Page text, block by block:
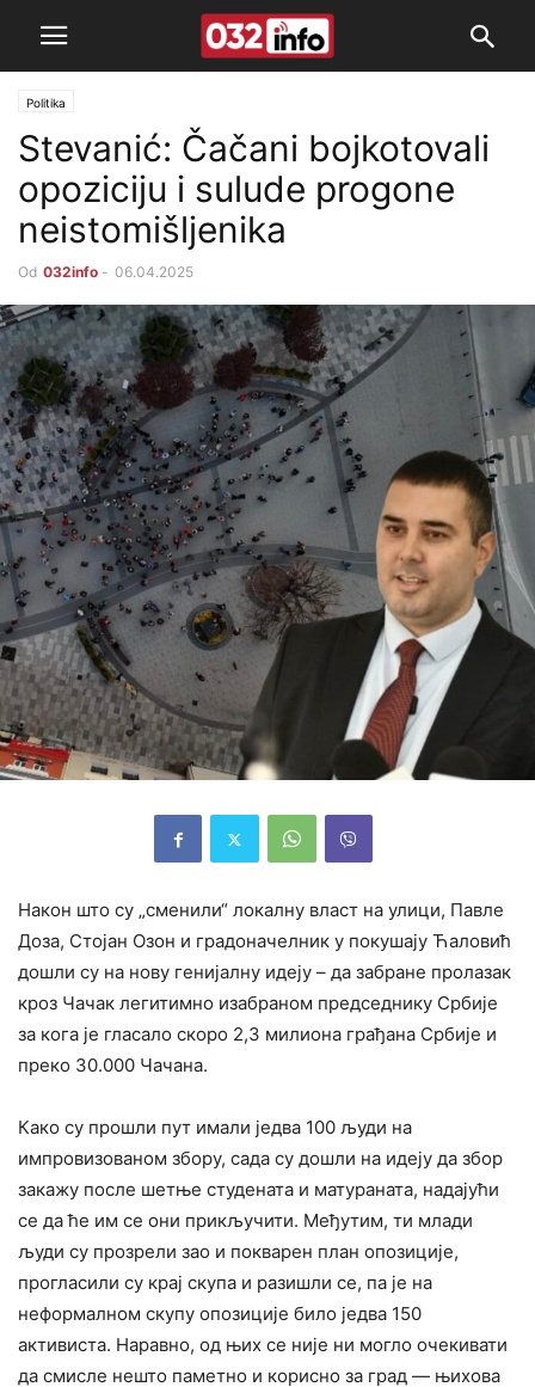
Politika
Stevanić: Čačani bojkotovali
opoziciju i sulude progone
neistomišljenika
Od 032info - 06.04.2025
Након што су „сменили“ локалну власт на улици, Павле
Доза, Стојан Озон и градоначелник у покушају Ћаловић
дошли су на нову генијалну идеју – да забране пролазак
кроз Чачак легитимно изабраном председнику Србије
за кога је гласало скоро 2,3 милиона грађана Србије и
преко 30.000 Чачана.
Како су прошли пут имали једва 100 људи на
импровизованом збору, сада су дошли на идеју да збор
закажу после шетње студената и матураната, надајући
се да ће им се они прикључити. Међутим, ти млади
људи су прозрели зао и покварен план опозиције,
прогласили су крај скупа и разишли се, па је на
неформалном скупу опозиције било једва 150
активиста. Наравно, од њих се није ни могло очекивати
да смисле нешто паметно и корисно за град — њихова